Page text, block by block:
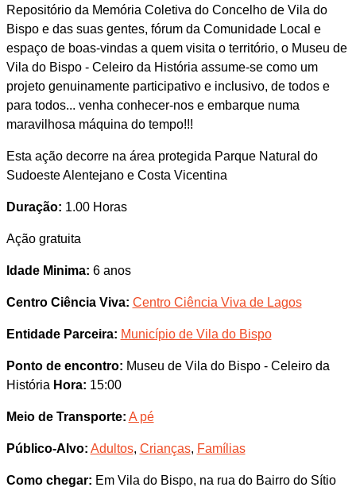
Repositório da Memória Coletiva do Concelho de Vila do
Bispo e das suas gentes, fórum da Comunidade Local e
espaço de boas-vindas a quem visita o território, o Museu de
Vila do Bispo - Celeiro da História assume-se como um
projeto genuinamente participativo e inclusivo, de todos e
para todos... venha conhecer-nos e embarque numa
maravilhosa máquina do tempo!!!
Esta ação decorre na área protegida Parque Natural do
Sudoeste Alentejano e Costa Vicentina
Duração: 1.00 Horas
Ação gratuita
Idade Minima: 6 anos
Centro Ciência Viva: Centro Ciência Viva de Lagos
Entidade Parceira: Município de Vila do Bispo
Ponto de encontro: Museu de Vila do Bispo - Celeiro da
História Hora: 15:00
Meio de Transporte: A pé
Público-Alvo: Adultos, Crianças, Famílias
Como chegar: Em Vila do Bispo, na rua do Bairro do Sítio